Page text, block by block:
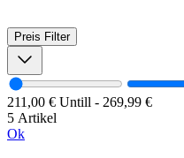
Preis Filter
211,00 € Untill - 269,99 €
5 Artikel
Ok